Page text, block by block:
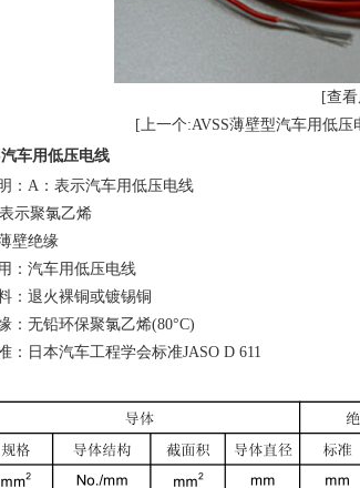
[查
[上一个:AVSS薄壁型汽车用低压
汽车用低压电线
：A：表示汽车用低压电线
示聚氯乙烯
壁绝缘
：汽车用低压电线
：退火裸铜或镀锡铜
：无铅环保聚氯乙烯(80°C)
：日本汽车工程学会标准JASO D 611